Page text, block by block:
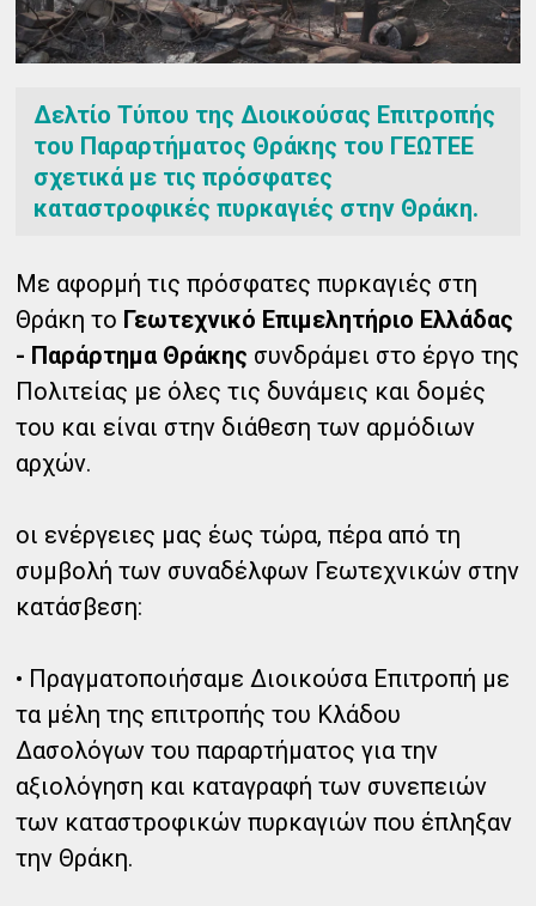
Δελτίο Τύπου της Διοικούσας Επιτροπής
του Παραρτήματος Θράκης του ΓΕΩΤΕΕ
σχετικά με τις πρόσφατες
καταστροφικές πυρκαγιές στην Θράκη.
Με αφορμή τις πρόσφατες πυρκαγιές στη
Θράκη το Γεωτεχνικό Επιμελητήριο Ελλάδας
- Παράρτημα Θράκης συνδράμει στο έργο της
Πολιτείας με όλες τις δυνάμεις και δομές
του και είναι στην διάθεση των αρμόδιων
αρχών.
οι ενέργειες μας έως τώρα, πέρα από τη
συμβολή των συναδέλφων Γεωτεχνικών στην
κατάσβεση:
• Πραγματοποιήσαμε Διοικούσα Επιτροπή με
τα μέλη της επιτροπής του Κλάδου
Δασολόγων του παραρτήματος για την
αξιολόγηση και καταγραφή των συνεπειών
των καταστροφικών πυρκαγιών που έπληξαν
την Θράκη.